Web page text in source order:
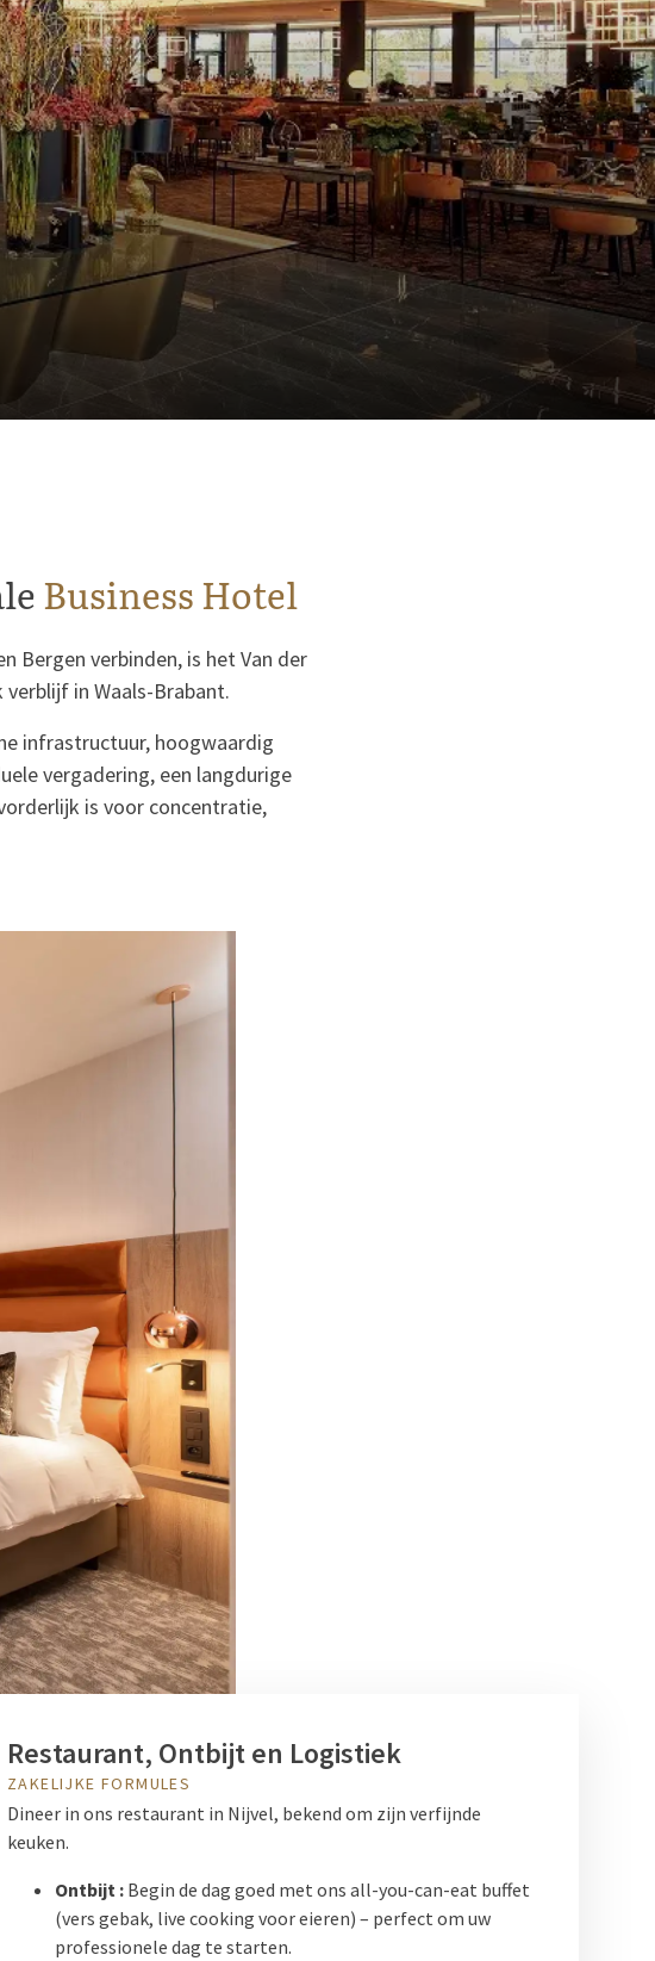
Business Hotel
Bergen verbinden, is het Van der
in Waals-Brabant.
infrastructuur, hoogwaardig
vergadering, een langdurige
is voor concentratie,
Restaurant, Ontbijt en Logistiek
ZAKELIJKE FORMULES
Dineer in ons restaurant in Nijvel, bekend om zijn verfijnde
keuken.
Ontbijt : Begin de dag goed met ons all-you-can-eat buffet
(vers gebak, live cooking voor eieren) – perfect om uw
professionele dag te starten.